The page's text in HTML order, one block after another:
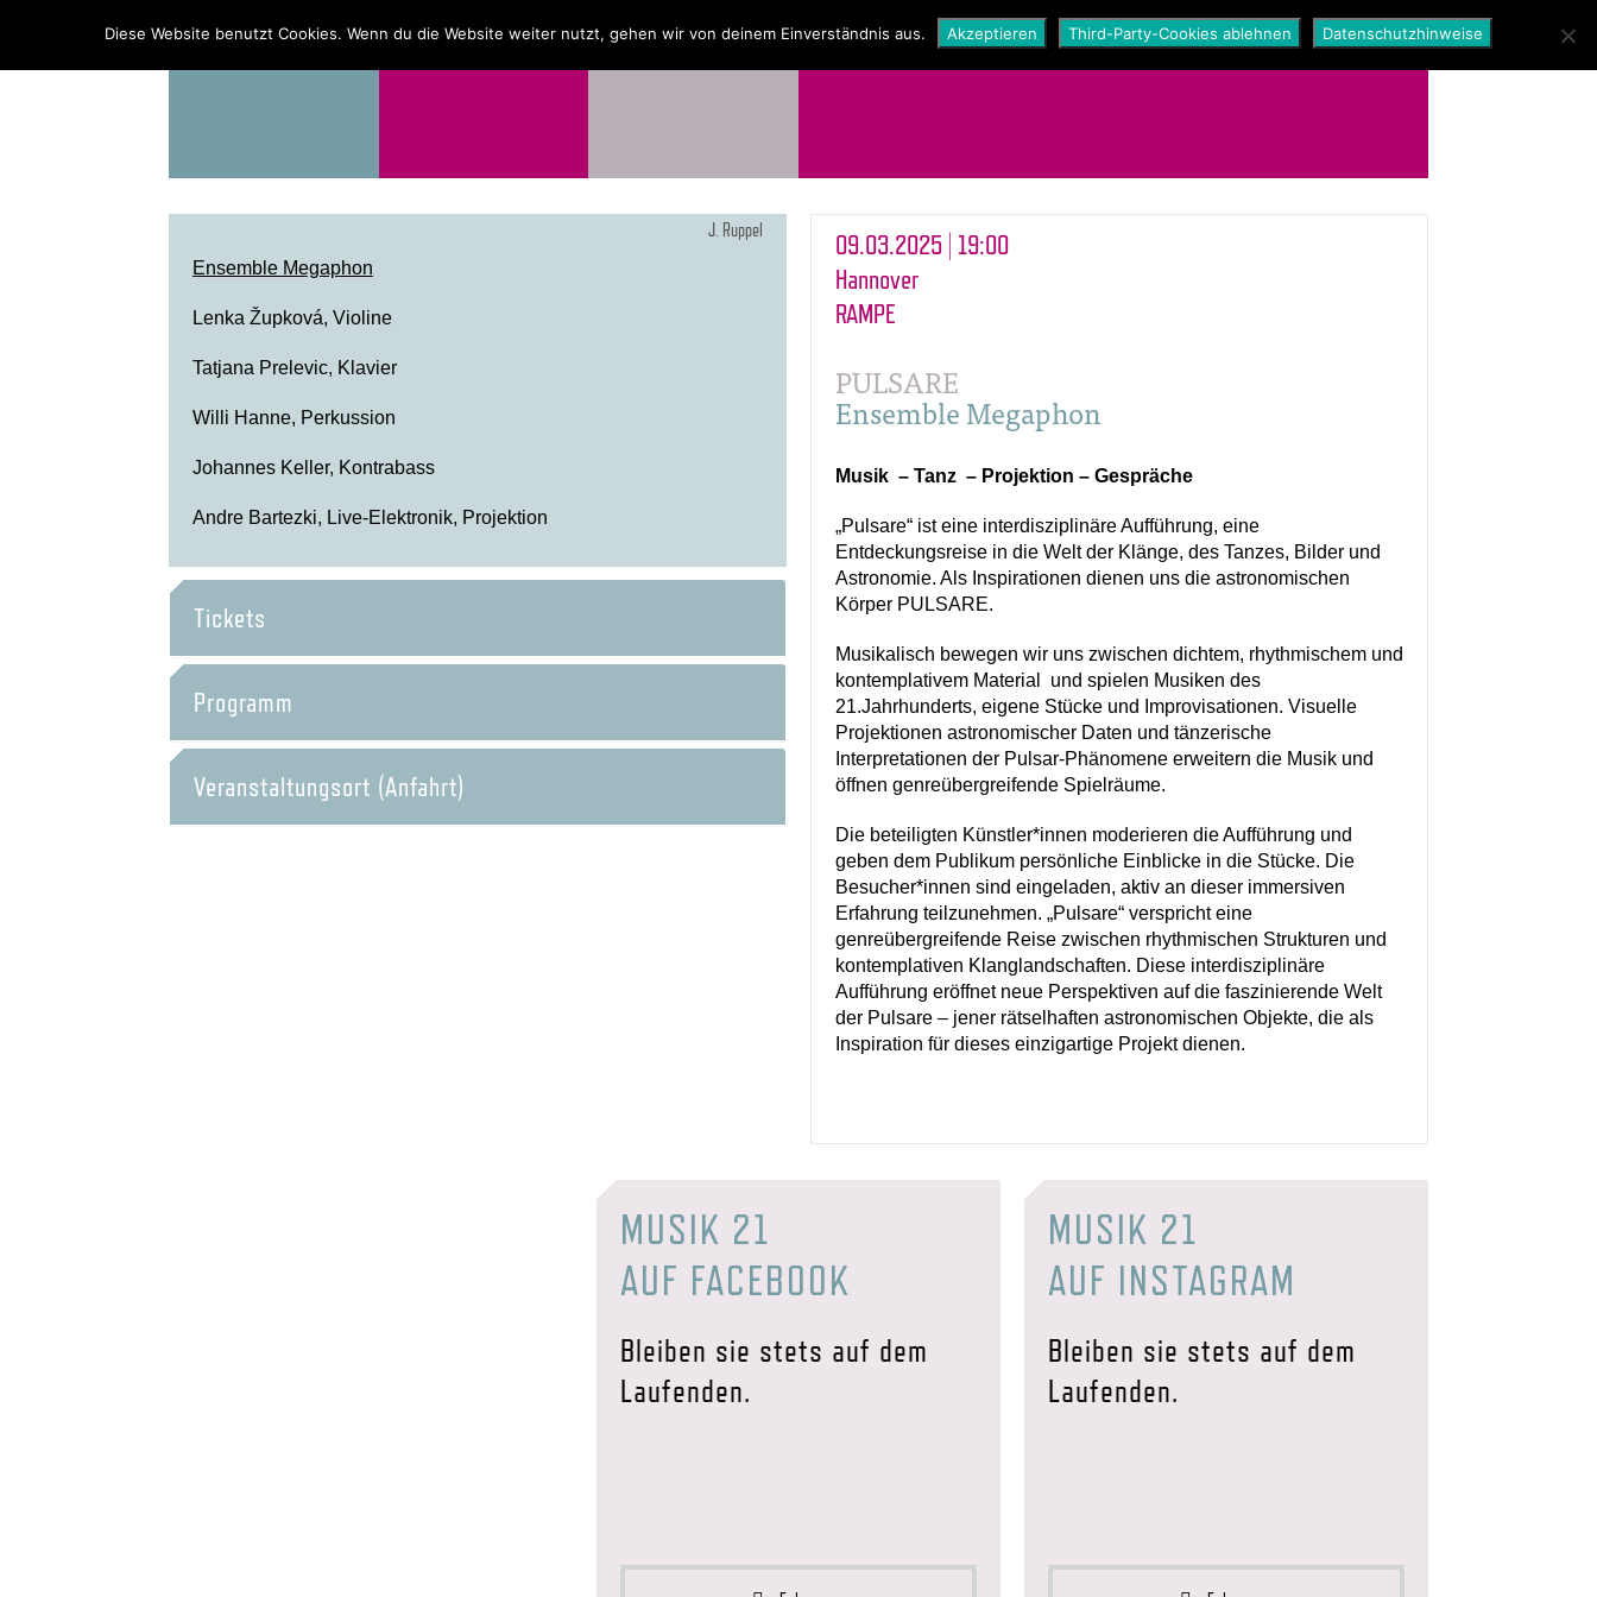
PROGRAMM ÜBER UNS NEWS SHOP
J. Ruppel
Ensemble Megaphon
Lenka Župková, Violine
Tatjana Prelevic, Klavier
Willi Hanne, Perkussion
Johannes Keller, Kontrabass
Andre Bartezki, Live-Elektronik, Projektion
Tickets
Programm
Veranstaltungsort (Anfahrt)
09.03.2025 | 19:00
Hannover
RAMPE
PULSARE
Ensemble Megaphon
Musik – Tanz – Projektion – Gespräche
„Pulsare“ ist eine interdisziplinäre Aufführung, eine
Entdeckungsreise in die Welt der Klänge, des Tanzes, Bilder und
Astronomie. Als Inspirationen dienen uns die astronomischen
Körper PULSARE.
Musikalisch bewegen wir uns zwischen dichtem, rhythmischem und
kontemplativem Material und spielen Musiken des
21.Jahrhunderts, eigene Stücke und Improvisationen. Visuelle
Projektionen astronomischer Daten und tänzerische
Interpretationen der Pulsar-Phänomene erweitern die Musik und
öffnen genreübergreifende Spielräume.
Die beteiligten Künstler*innen moderieren die Aufführung und
geben dem Publikum persönliche Einblicke in die Stücke. Die
Besucher*innen sind eingeladen, aktiv an dieser immersiven
Erfahrung teilzunehmen. „Pulsare“ verspricht eine
genreübergreifende Reise zwischen rhythmischen Strukturen und
kontemplativen Klanglandschaften. Diese interdisziplinäre
Aufführung eröffnet neue Perspektiven auf die faszinierende Welt
der Pulsare – jener rätselhaften astronomischen Objekte, die als
Inspiration für dieses einzigartige Projekt dienen.
MUSIK 21
AUF FACEBOOK
Bleiben sie stets auf dem
Laufenden.
MUSIK 21
AUF INSTAGRAM
Bleiben sie stets auf dem
Laufenden.
Diese Website benutzt Cookies. Wenn du die Website weiter nutzt, gehen wir von deinem Einverständnis aus. Akzeptieren Third-Party-Cookies ablehnen Datenschutzhinweise